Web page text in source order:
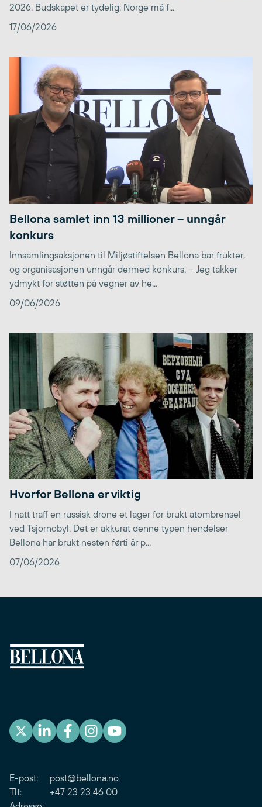
2026. Budskapet er tydelig: Norge må f...
17/06/2026
Bellona samlet inn 13 millioner – unngår
konkurs
Innsamlingsaksjonen til Miljøstiftelsen Bellona bar frukter,
og organisasjonen unngår dermed konkurs. – Jeg takker
ydmykt for støtten på vegner av he...
09/06/2026
Hvorfor Bellona er viktig
I natt traff en russisk drone et lager for brukt atombrensel
ved Tsjornobyl. Det er akkurat denne typen hendelser
Bellona har brukt nesten førti år p...
07/06/2026
E-post: post@bellona.no
Tlf: +47 23 23 46 00